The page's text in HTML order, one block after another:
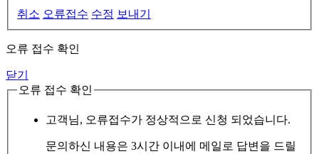
취소 오류접수 수정 보내기
오류 접수 확인
닫기
오류 접수 확인
고객님, 오류접수가 정상적으로 신청 되었습니다.
문의하신 내용은 3시간 이내에 메일로 답변을 드릴